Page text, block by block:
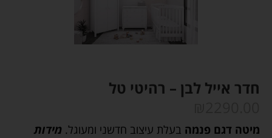
חדר אייל לבן – רהיטי טל
מיטה דגם פנמה בעלת עיצוב חדשני ומעוגל. מידות